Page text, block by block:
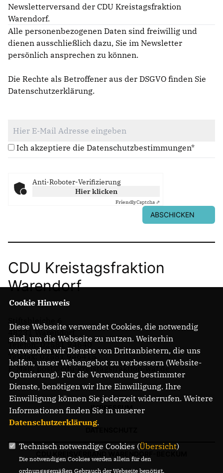
Newsletterversand der CDU Kreistagsfraktion
Warendorf.
Alle personenbezogenen Daten sind freiwillig und
dienen ausschließlich dazu, Sie im Newsletter
persönlich ansprechen zu können.
Die Rechte als Betroffener aus der DSGVO finden Sie
Datenschutzerklärung.
Ich akzeptiere die Datenschutzbestimmungen*
Anti-Roboter-Verifizierung
Hier klicken
FriendlyCaptcha ⇗
ABSCHICKEN
CDU Kreistagsfraktion
Warendorf
48231 Warendorf
Telefon: 02581 94640
Telefax: 02581 946415
E-Mail: post@cdu-kreistagsfraktion-waf.de
IMPRESSUM
Cookie Hinweis
Diese Webseite verwendet Cookies, die notwendig
sind, um die Webseite zu nutzen. Weiterhin
verwenden wir Dienste von Drittanbietern, die uns
helfen, unser Webangebot zu verbessern (Website-
Optmierung). Für die Verwendung bestimmter
Dienste, benötigen wir Ihre Einwilligung. Ihre
Einwilligung können Sie jederzeit widerrufen. Weitere
Informationen finden Sie in unserer
Datenschutzerklärung.
Technisch notwendige Cookies (Übersicht)
Die notwendigen Cookies werden allein für den
ordnungsgemäßen Gebrauch der Webseite benötigt.